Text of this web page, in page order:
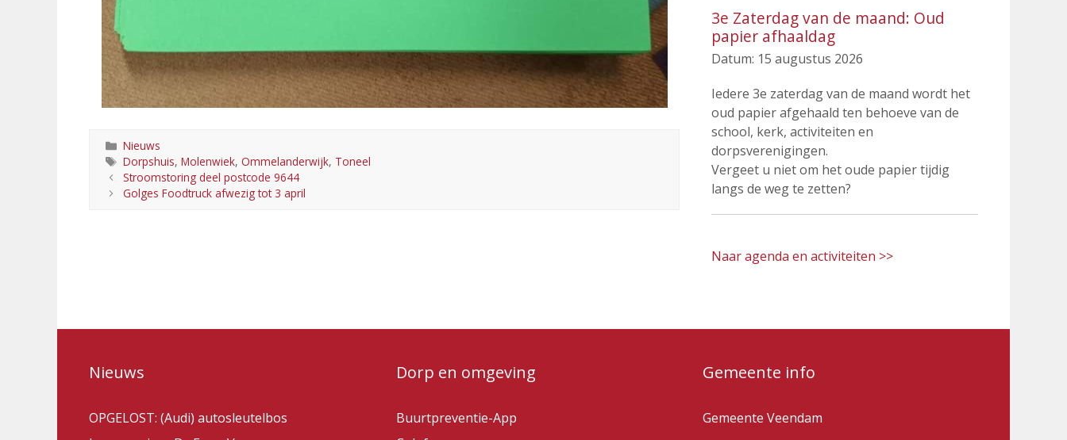
Categorieën
Nieuws
Tags
Dorpshuis, Molenwiek, Ommelanderwijk, Toneel
Stroomstoring deel postcode 9644
Golges Foodtruck afwezig tot 3 april
3e Zaterdag van de maand: Oud
papier afhaaldag
Datum: 15 augustus 2026
Iedere 3e zaterdag van de maand wordt het
oud papier afgehaald ten behoeve van de
school, kerk, activiteiten en
dorpsverenigingen.
Vergeet u niet om het oude papier tijdig
langs de weg te zetten?
Naar agenda en activiteiten >>
Nieuws
OPGELOST: (Audi) autosleutelbos
Dorp en omgeving
Buurtpreventie-App
Gemeente info
Gemeente Veendam